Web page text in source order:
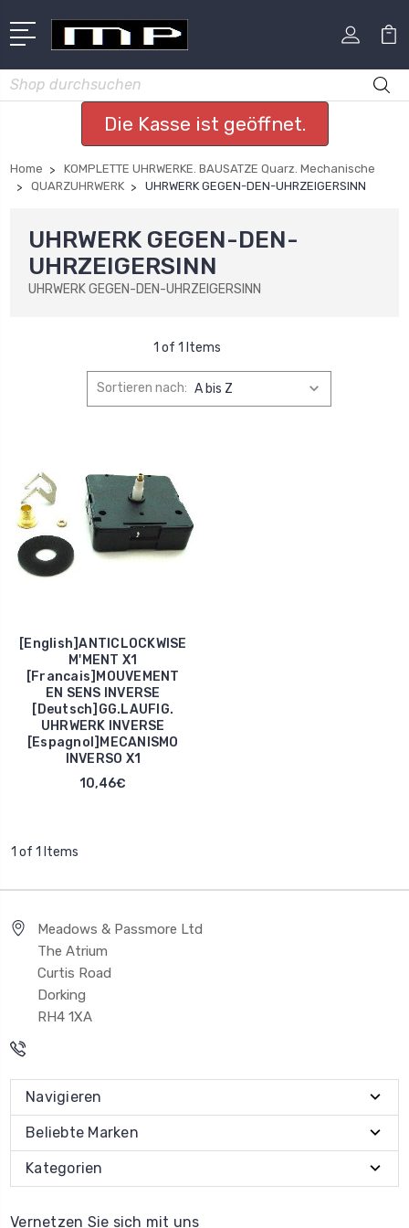
Suchen
Die Kasse ist geöffnet.
Home
KOMPLETTE UHRWERKE. BAUSATZE Quarz. Mechanische
QUARZUHRWERK
UHRWERK GEGEN-DEN-UHRZEIGERSINN
UHRWERK GEGEN-DEN-
UHRZEIGERSINN
UHRWERK GEGEN-DEN-UHRZEIGERSINN
1 of 1 Items
Sortieren nach:
[English]ANTICLOCKWISE
M'MENT X1
[Francais]MOUVEMENT
EN SENS INVERSE
[Deutsch]GG.LAUFIG.
UHRWERK INVERSE
[Espagnol]MECANISMO
INVERSO X1
10,46€
1 of 1 Items
Meadows & Passmore Ltd
The Atrium
Curtis Road
Dorking
RH4 1XA
Navigieren
Beliebte Marken
Kategorien
Vernetzen Sie sich mit uns